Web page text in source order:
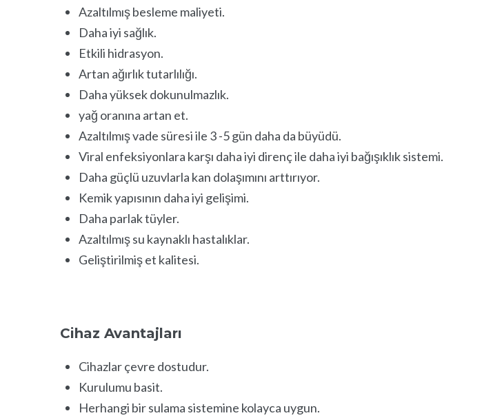
Azaltılmış besleme maliyeti.
Daha iyi sağlık.
Etkili hidrasyon.
Artan ağırlık tutarlılığı.
Daha yüksek dokunulmazlık.
yağ oranına artan et.
Azaltılmış vade süresi ile 3 -5 gün daha da büyüdü.
Viral enfeksiyonlara karşı daha iyi direnç ile daha iyi bağışıklık sistemi.
Daha güçlü uzuvlarla kan dolaşımını arttırıyor.
Kemik yapısının daha iyi gelişimi.
Daha parlak tüyler.
Azaltılmış su kaynaklı hastalıklar.
Geliştirilmiş et kalitesi.
Cihaz Avantajları
Cihazlar çevre dostudur.
Kurulumu basit.
Herhangi bir sulama sistemine kolayca uygun.
Remember Me